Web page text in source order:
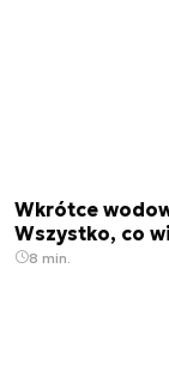
Wkrótce
Wszystko, co
8 min.